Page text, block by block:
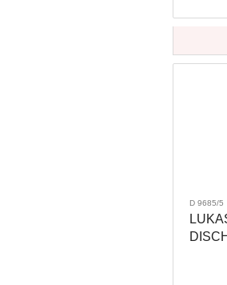
D 9685/5